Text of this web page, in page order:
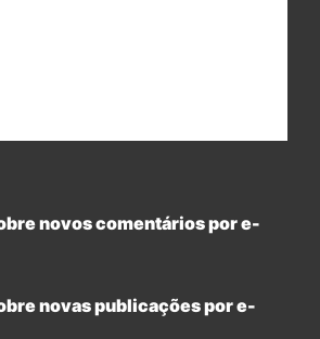
novos comentários por e-
novas publicações por e-